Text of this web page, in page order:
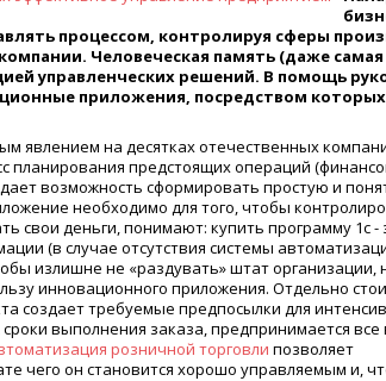
процессом, контролируя сферы
Человеческая память (даже
управленческих решений. В помощь
приложения, посредством которых
явлением на десятках отечественных
планирования предстоящих операций
возможность сформировать простую и
необходимо для того, чтобы
свои деньги, понимают: купить программу 1с -
(в случае отсутствия системы
излишне не «раздувать» штат организации,
инновационного приложения. Отдельно
создает требуемые предпосылки для
выполнения заказа, предпринимается
розничной торговли позволяет
чего он становится хорошо управляемым и,